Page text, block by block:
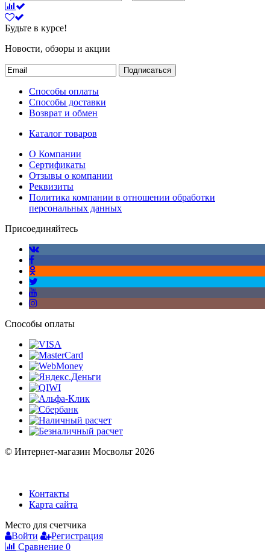
Будьте в курсе!
Новости, обзоры и акции
Подписаться
Способы оплаты
Способы доставки
Возврат и обмен
Каталог товаров
О Компании
Сертификаты
Отзывы о компании
Реквизиты
Политика компании в отношении обработки
персональных данных
Присоединяйтесь
Способы оплаты
© Интернет-магазин Мосвольт 2026
Контакты
Карта сайта
Место для счетчика
Войти
Регистрация
Сравнение 0